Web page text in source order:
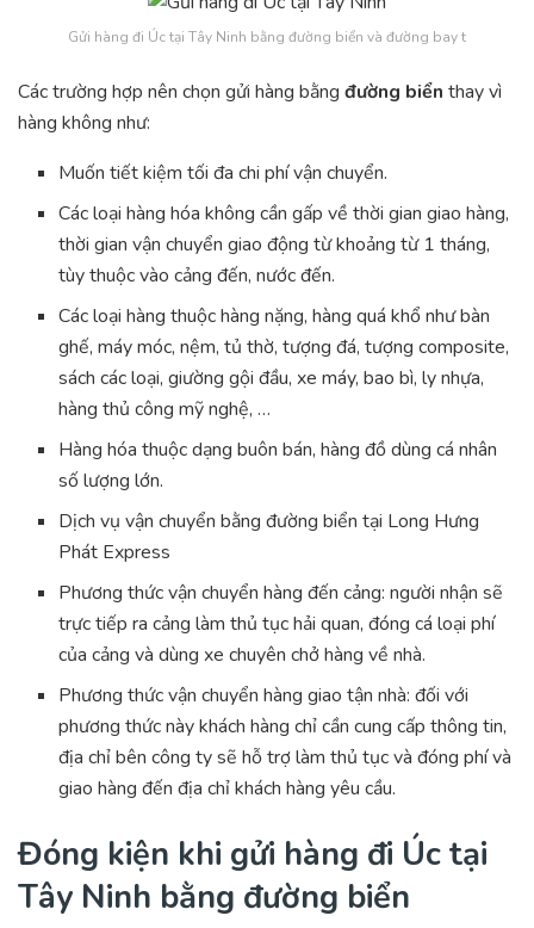
Gửi hàng đi Úc tại Tây Ninh bằng đường biển và đường bay t
Các trường hợp nên chọn gửi hàng bằng đường biển thay vì
hàng không như:
Muốn tiết kiệm tối đa chi phí vận chuyển.
Các loại hàng hóa không cần gấp về thời gian giao hàng,
thời gian vận chuyển giao động từ khoảng từ 1 tháng,
tùy thuộc vào cảng đến, nước đến.
Các loại hàng thuộc hàng nặng, hàng quá khổ như bàn
ghế, máy móc, nệm, tủ thờ, tượng đá, tượng composite,
sách các loại, giường gội đầu, xe máy, bao bì, ly nhựa,
hàng thủ công mỹ nghệ, …
Hàng hóa thuộc dạng buôn bán, hàng đồ dùng cá nhân
số lượng lớn.
Dịch vụ vận chuyển bằng đường biển tại Long Hưng
Phát Express
Phương thức vận chuyển hàng đến cảng: người nhận sẽ
trực tiếp ra cảng làm thủ tục hải quan, đóng cá loại phí
của cảng và dùng xe chuyên chở hàng về nhà.
Phương thức vận chuyển hàng giao tận nhà: đối với
phương thức này khách hàng chỉ cần cung cấp thông tin,
địa chỉ bên công ty sẽ hỗ trợ làm thủ tục và đóng phí và
giao hàng đến địa chỉ khách hàng yêu cầu.
Đóng kiện khi gửi hàng đi Úc tại
Tây Ninh bằng đường biển